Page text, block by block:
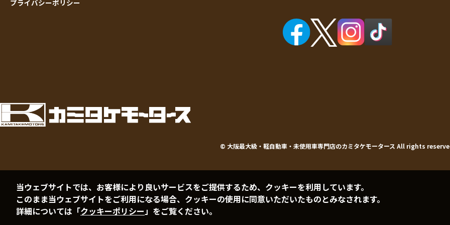
プライバシーポリシー
© 大阪最大級・軽自動車・未使用車専門店のカミタケモータース All rights
当ウェブサイトでは、お客様により良いサービスをご提供するため、クッキーを利用しています。
このまま当ウェブサイトをご利用になる場合、クッキーの使用に同意いただいたものとみなされます。
詳細については「クッキーポリシー」をご覧ください。